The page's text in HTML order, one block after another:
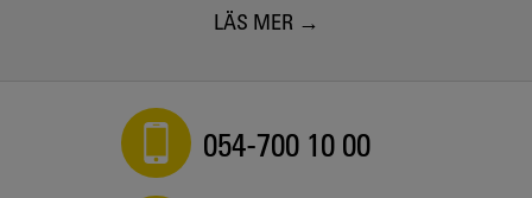
LÄS MER
054-700 10 00